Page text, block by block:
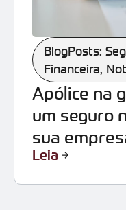
BlogPosts:
Financeira,
Apólice na
um seguro
sua
Leia